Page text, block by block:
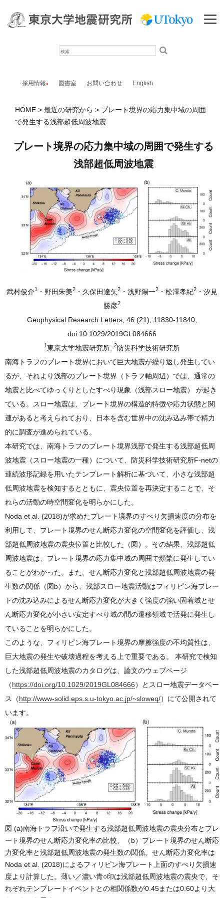
採用情報 図書室 お問い合わせ English
HOME 最近の研究から
プレート境界の応力集中域の周囲
で発生する浅部超低周波地震
プレート境界の応力集中域の周囲で発生する
浅部超低周波地震
武村俊介1 ・野田朱美2 ・久保田達矢2 ・浅野陽一2 ・松澤孝紀2 ・汐見
勝彦2
Geophysical Research Letters, 46 (21), 11830-11840,
doi:10.1029/2019GL084666
1東京大学地震研究所, 2防災科学技術研究所
南海トラフのプレート境界において巨大地震が繰り返し発生してい
るが、それより浅部のプレート境界（トラフ軸周辺）では、通常の
地震と比べてゆっくりとしたすべり現象（浅部スロー地震） が起き
ている。スロー地震は、プレート境界の構造的特徴や応力状態と関
連があると考えられており、日本を含む世界中の沈み込み帯で精力
的に調査が進められている。
本研究では、南海トラフのプレート境界浅部で発生する浅部超低周
波地震（スロー地震の一種）について、防災科学技術研究所F-netの
連続波形記録を用いたテンプレート解析に基づいて、小さな浅部超
低周波地震を検知するとともに、震央位置を再決定することで、そ
れらの活動の時空間変化を明らかにした。
Noda et al. (2018)が求めたプレート境界のすべり欠損速度の分布を
利用して、プレート境界のせん断応力変化の空間変化を評価し、浅
部超低周波地震の震央位置と比較した（図）。その結果、浅部超低
周波地震は、プレート境界の応力集中域の周囲で頻繁に発生してい
ることがわかった。また、せん断応力変化と浅部超低周波地震の発
生数の関係（図b）から、浅部スロー地震活動はフィリピン海プレー
トの沈み込みによるせん断応力変化が大きく強度の強い固着域とせ
ん断応力変化が小さい安定すべり域の間の遷移領域で活発に発生し
ていることを明らかにした。
このような、フィリピン海プレート境界の摩擦強度の不均質性は、
巨大地震の発生や破壊過程を考える上で重要である。 本研究で検知
した浅部超低周波地震のカタログは、論文のウェブページ
（https://doi.org/10.1029/2019GL084666）とスロー地震データベー
ス（http://www-solid.eps.s.u-tokyo.ac.jp/~sloweq/）にて公開されて
います。
図 (a)南海トラフ沿いで発生する浅部超低周波地震の震央分布とプレ
ート境界のせん断応力変化率の比較、（b）プレート境界のせん断応
力変化率と浅部超低周波地震の発生数の関係。せん断応力変化率は
Noda et al. (2018)によるフィリピン海プレート上面のすべり欠損速
度より計算した。薄い／濃い青○印は浅部超低周波地震の震央で、そ
れぞれテンプレートイベントとの相関係数が0.45または0.60より大